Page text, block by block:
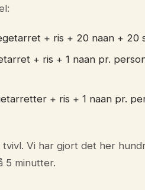
+ ris + 20 naan + 20
+ ris + 1 naan pr.
+ ris + 1 naan pr.
tvivl. Vi har gjort det her
5 minutter.